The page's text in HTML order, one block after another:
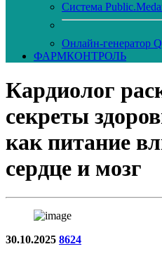
Система
Онлайн-генератор
ФАРМКОНТРОЛЬ
Кардиолог
секреты
как питание
сердце и мозг
30.10.2025 8624